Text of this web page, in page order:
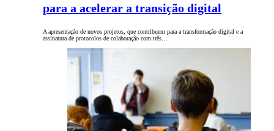
para a acelerar a transição digital
A apresentação de novos projetos, que contribuem para a transformação digital e a
assinatura de protocolos de colaboração com três…